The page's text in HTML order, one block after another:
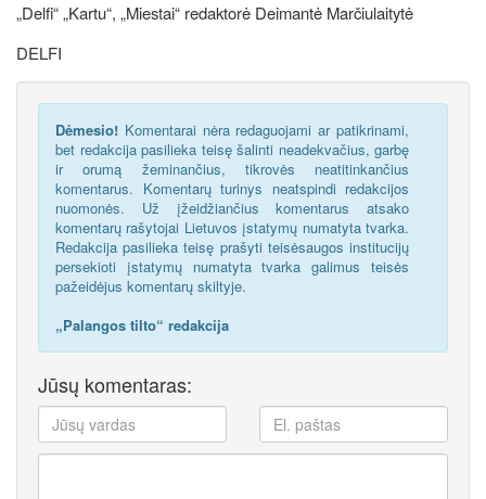
„Delfi“ „Kartu“, „Miestai“ redaktorė Deimantė Marčiulaitytė
DELFI
Dėmesio! Komentarai nėra redaguojami ar patikrinami,
bet redakcija pasilieka teisę šalinti neadekvačius, garbę
ir orumą žeminančius, tikrovės neatitinkančius
komentarus. Komentarų turinys neatspindi redakcijos
nuomonės. Už įžeidžiančius komentarus atsako
komentarų rašytojai Lietuvos įstatymų numatyta tvarka.
Redakcija pasilieka teisę prašyti teisėsaugos institucijų
persekioti įstatymų numatyta tvarka galimus teisės
pažeidėjus komentarų skiltyje.
„Palangos tilto“ redakcija
Jūsų komentaras: